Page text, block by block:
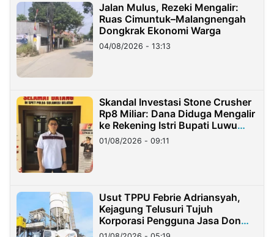
Jalan Mulus, Rezeki Mengalir:
Ruas Cimuntuk–Malangnengah
Dongkrak Ekonomi Warga
04/08/2026 - 13:13
Skandal Investasi Stone Crusher
Rp8 Miliar: Dana Diduga Mengalir
ke Rekening Istri Bupati Luwu
Timur
01/08/2026 - 09:11
Usut TPPU Febrie Adriansyah,
Kejagung Telusuri Tujuh
Korporasi Pengguna Jasa Don
Ritto